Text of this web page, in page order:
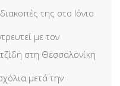
της στο Ιόνιο
με τον
στη Θεσσαλονίκη
μετά την